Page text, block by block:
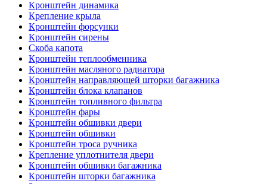
Кронштейн динамика
Крепление крыла
Кронштейн форсунки
Кронштейн сирены
Скоба капота
Кронштейн теплообменника
Кронштейн масляного радиатора
Кронштейн направляющей шторки багажника
Кронштейн блока клапанов
Кронштейн топливного фильтра
Кронштейн фары
Кронштейн обшивки двери
Кронштейн обшивки
Кронштейн троса ручника
Крепление уплотнителя двери
Кронштейн обшивки багажника
Кронштейн шторки багажника